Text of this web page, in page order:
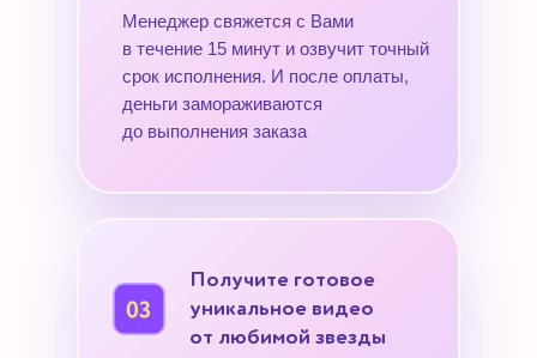
Менеджер свяжется с Вами
в течение 15 минут и озвучит точный
срок исполнения. И после оплаты,
деньги замораживаются
до выполнения заказа
Получите готовое
уникальное видео
от любимой звезды